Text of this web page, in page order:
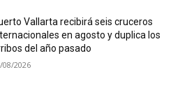
Vallarta recibirá seis cruceros
en agosto y duplica los
del año pasado
08/2026